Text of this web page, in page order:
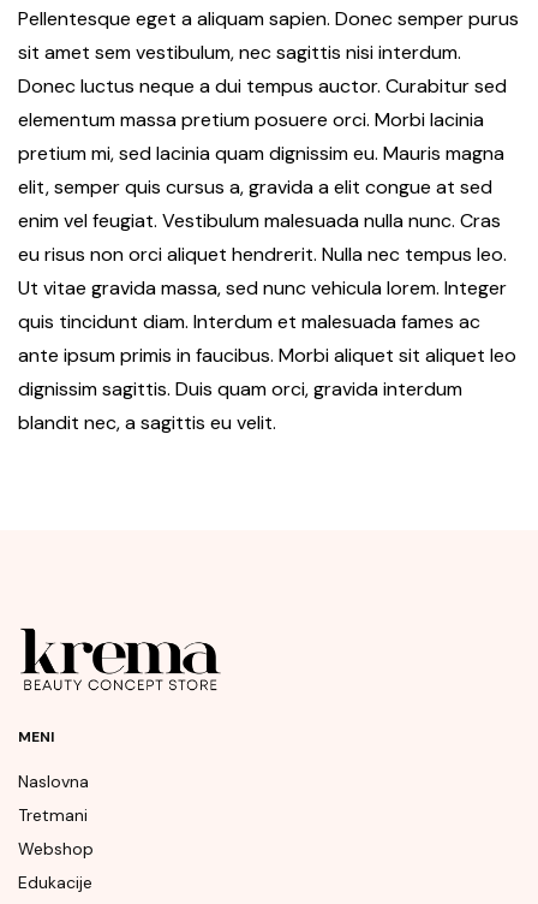
Pellentesque eget a aliquam sapien. Donec semper purus
sit amet sem vestibulum, nec sagittis nisi interdum.
Donec luctus neque a dui tempus auctor. Curabitur sed
elementum massa pretium posuere orci. Morbi lacinia
pretium mi, sed lacinia quam dignissim eu. Mauris magna
elit, semper quis cursus a, gravida a elit congue at sed
enim vel feugiat. Vestibulum malesuada nulla nunc. Cras
eu risus non orci aliquet hendrerit. Nulla nec tempus leo.
Ut vitae gravida massa, sed nunc vehicula lorem. Integer
quis tincidunt diam. Interdum et malesuada fames ac
ante ipsum primis in faucibus. Morbi aliquet sit aliquet leo
dignissim sagittis. Duis quam orci, gravida interdum
blandit nec, a sagittis eu velit.
MENI
Naslovna
Tretmani
Webshop
Edukacije